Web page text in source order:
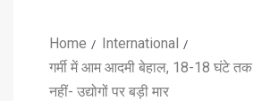
Home
International
गर्मी में आम आदमी बेहाल, 18-18 घंटे
नहीं- उद्योगों पर बड़ी मार